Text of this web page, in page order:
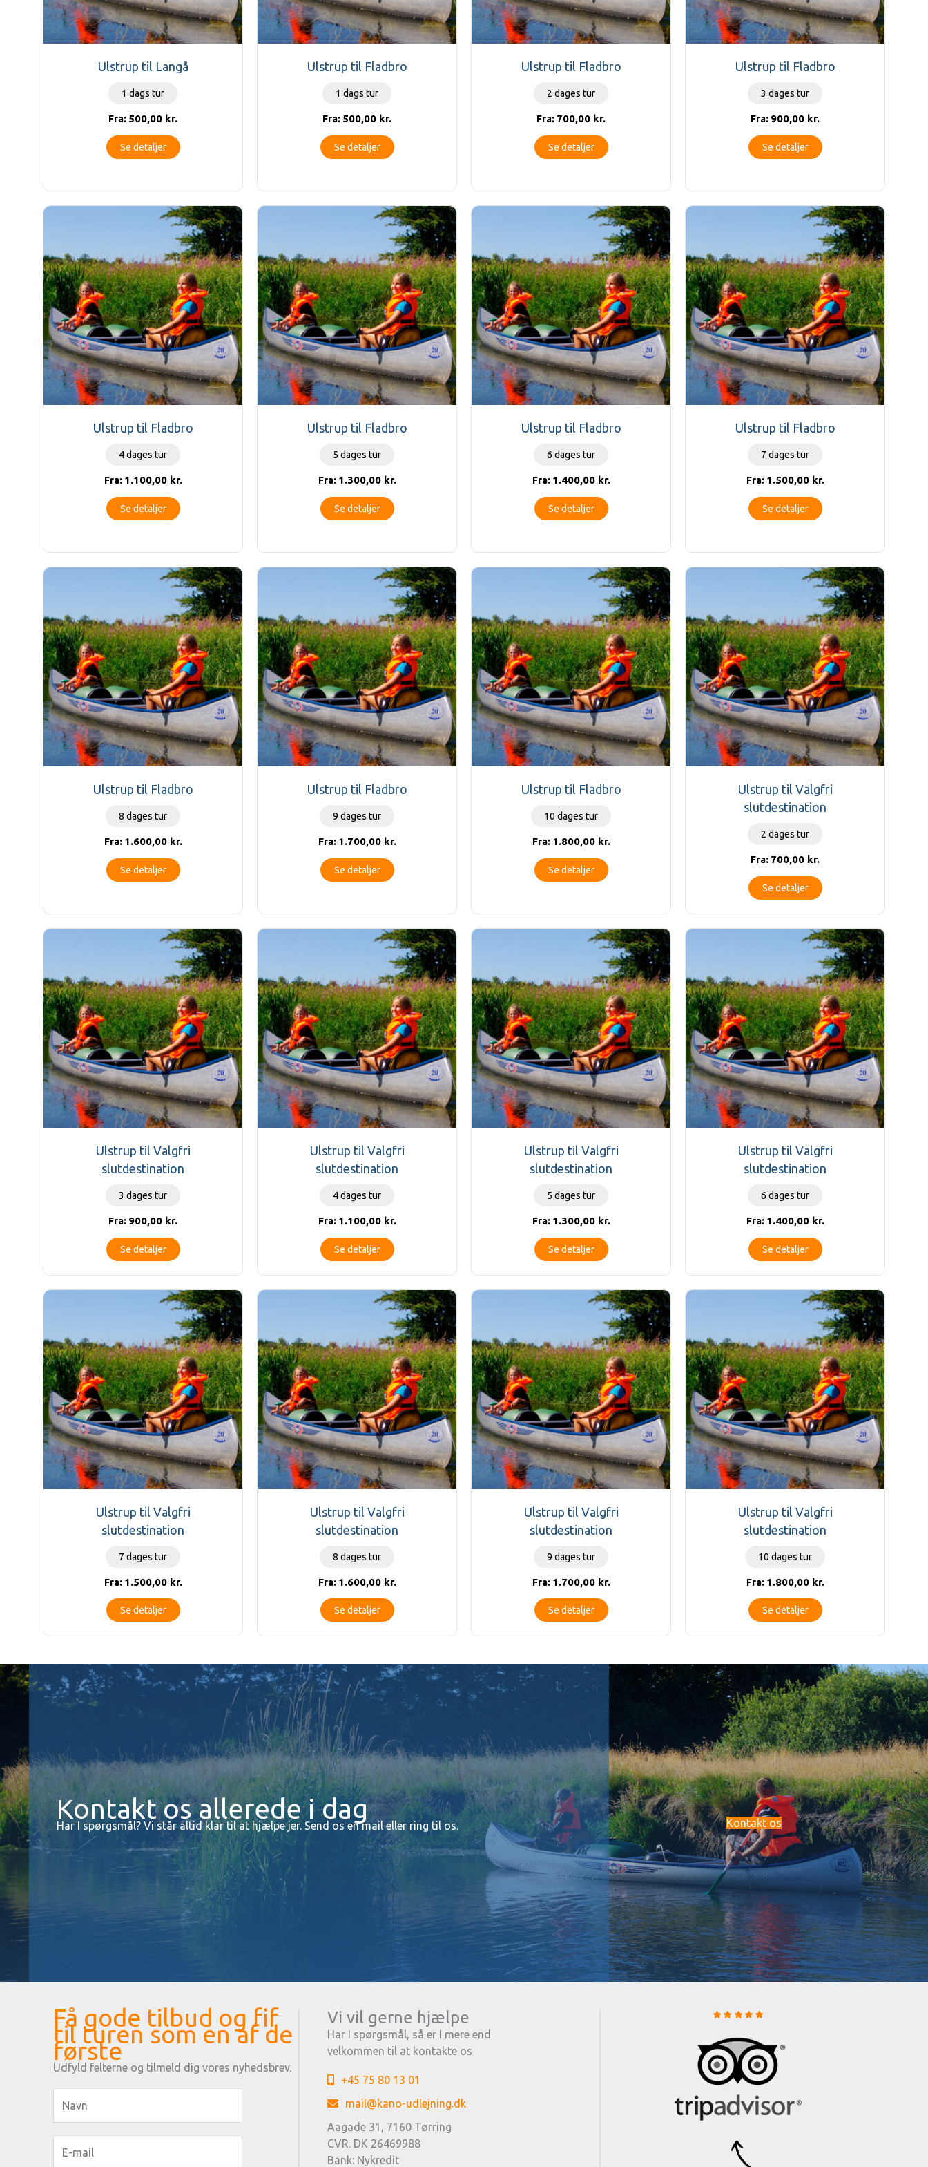
Ulstrup til Langå
1 dags tur
Fra: 500,00 kr.
Se detaljer
Ulstrup til Fladbro
1 dags tur
Fra: 500,00 kr.
Se detaljer
Ulstrup til Fladbro
2 dages tur
Fra: 700,00 kr.
Se detaljer
Ulstrup til Fladbro
3 dages tur
Fra: 900,00 kr.
Se detaljer
Ulstrup til Fladbro
4 dages tur
Fra: 1.100,00 kr.
Se detaljer
Ulstrup til Fladbro
5 dages tur
Fra: 1.300,00 kr.
Se detaljer
Ulstrup til Fladbro
6 dages tur
Fra: 1.400,00 kr.
Se detaljer
Ulstrup til Fladbro
7 dages tur
Fra: 1.500,00 kr.
Se detaljer
Ulstrup til Fladbro
8 dages tur
Fra: 1.600,00 kr.
Se detaljer
Ulstrup til Fladbro
9 dages tur
Fra: 1.700,00 kr.
Se detaljer
Ulstrup til Fladbro
10 dages tur
Fra: 1.800,00 kr.
Se detaljer
Ulstrup til Valgfri
slutdestination
2 dages tur
Fra: 700,00 kr.
Se detaljer
Ulstrup til Valgfri
slutdestination
3 dages tur
Fra: 900,00 kr.
Se detaljer
Ulstrup til Valgfri
slutdestination
4 dages tur
Fra: 1.100,00 kr.
Se detaljer
Ulstrup til Valgfri
slutdestination
5 dages tur
Fra: 1.300,00 kr.
Se detaljer
Ulstrup til Valgfri
slutdestination
6 dages tur
Fra: 1.400,00 kr.
Se detaljer
Ulstrup til Valgfri
slutdestination
7 dages tur
Fra: 1.500,00 kr.
Se detaljer
Ulstrup til Valgfri
slutdestination
8 dages tur
Fra: 1.600,00 kr.
Se detaljer
Ulstrup til Valgfri
slutdestination
9 dages tur
Fra: 1.700,00 kr.
Se detaljer
Ulstrup til Valgfri
slutdestination
10 dages tur
Fra: 1.800,00 kr.
Se detaljer
Kontakt os allerede i dag
Har I spørgsmål? Vi står altid klar til at hjælpe jer. Send os en mail eller ring til os. Kontakt os
Få gode tilbud og fif
til turen som en af de
første
Udfyld felterne og tilmeld dig vores nyhedsbrev.
Vi vil gerne hjælpe
Har I spørgsmål, så er I mere end
velkommen til at kontakte os
+45 75 80 13 01
mail@kano-udlejning.dk
Aagade 31, 7160 Tørring
CVR. DK 26469988
Bank: Nykredit